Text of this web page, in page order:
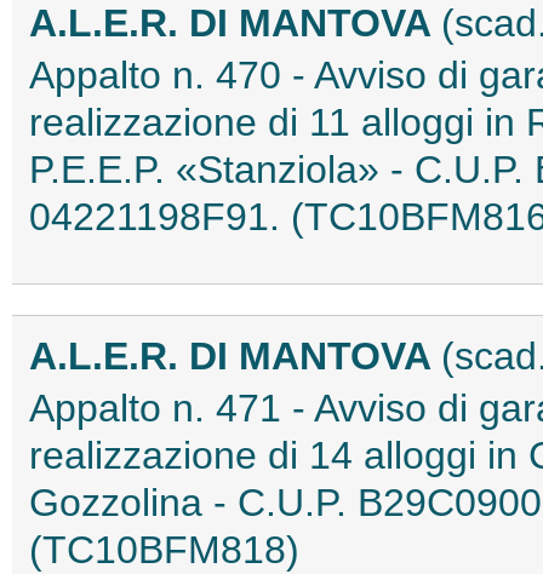
A.L.E.R. DI MANTOVA
Appalto n. 470 - Avviso di
realizzazione di 11 alloggi in
P.E.E.P. «Stanziola» -
04221198F91.
A.L.E.R. DI MANTOVA
Appalto n. 471 - Avviso di
realizzazione di 14 alloggi in
Gozzolina - C.U.P.
(TC10BFM818)